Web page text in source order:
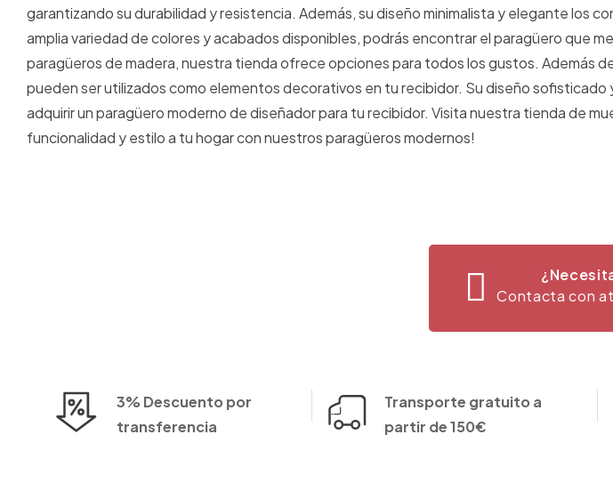
garantizando su durabilidad y resistencia. Además, su diseño minimalista y elegante los
amplia variedad de colores y acabados disponibles, podrás encontrar el paragüero que
paragüeros de madera, nuestra tienda ofrece opciones para todos los gustos. Además
pueden ser utilizados como elementos decorativos en tu recibidor. Su diseño
adquirir un paragüero moderno de diseñador para tu recibidor. Visita nuestra tienda de
funcionalidad y estilo a tu hogar con nuestros paragüeros modernos!
Contacta con
3% Descuento por
transferencia
Transporte gratuito a
partir de 150€